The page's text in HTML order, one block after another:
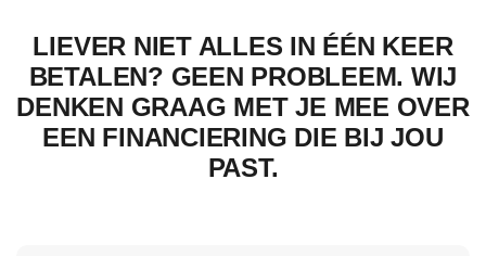
LIEVER NIET ALLES IN ÉÉN KEER
BETALEN? GEEN PROBLEEM. WIJ
DENKEN GRAAG MET JE MEE OVER
EEN FINANCIERING DIE BIJ JOU
PAST.